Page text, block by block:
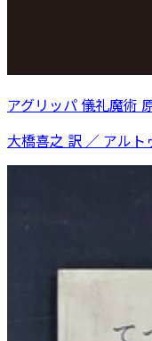
アグリッパ 儀礼魔術
大橋喜之 訳 ／ アル